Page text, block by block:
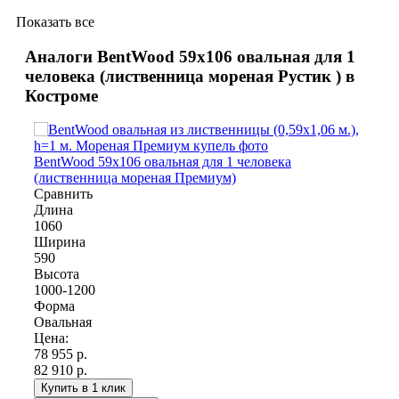
Показать все
Аналоги BentWood 59х106 овальная для 1
человека (лиственница мореная Рустик ) в
Костроме
BentWood 59х106 овальная для 1 человека
(лиственница мореная Премиум)
Сравнить
Длина
1060
Ширина
590
Высота
1000-1200
Форма
Овальная
Цена:
78 955 р.
82 910 р.
Купить в 1 клик